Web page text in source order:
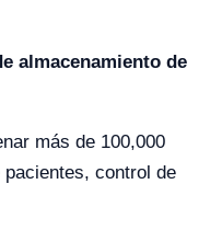
almacenamiento de
más de 100,000
control de